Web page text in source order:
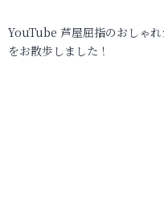
YouTube 芦屋屈指のおしゃ
をお散歩しました！